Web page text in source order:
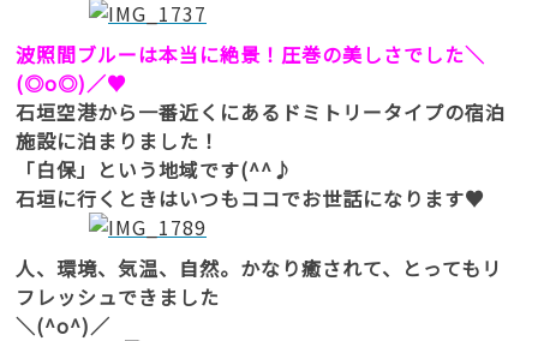
波照間ブルーは本当に絶景！圧巻の美しさでした＼
(◎o◎)／♥
石垣空港から一番近くにあるドミトリータイプの宿泊
施設に泊まりました！
「白保」という地域です(^^♪
石垣に行くときはいつもココでお世話になります♥
人、環境、気温、自然。かなり癒されて、とってもリ
フレッシュできました
＼(^o^)／